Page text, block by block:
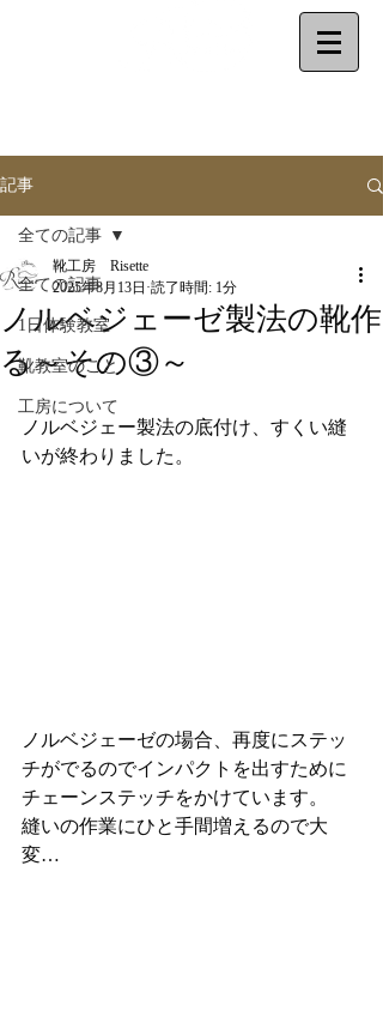
記事
全ての記事
1日体験教室
靴教室のこと
工房について
全ての記事
ノルベジェーゼ製法の靴作
る～その③～
靴工房 Risette
2025年8月13日 読了時間: 1分
ノルベジェー製法の底付け、すくい縫
いが終わりました。
ノルベジェーゼの場合、再度にステッ
チがでるのでインパクトを出すために
チェーンステッチをかけています。
縫いの作業にひと手間増えるので大
変…